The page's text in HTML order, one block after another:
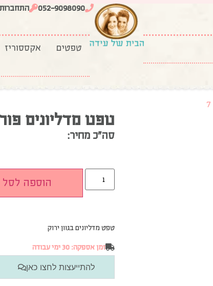
052-9098090 התחברות
טפטים אקססוריז
טפט מדליונים
סה”כ מחיר:
הוספה לסל
טפט מדליונים בגוון ירוק
זמן אספקה: 30 ימי עבודה
להתייעצות לחצו כאן